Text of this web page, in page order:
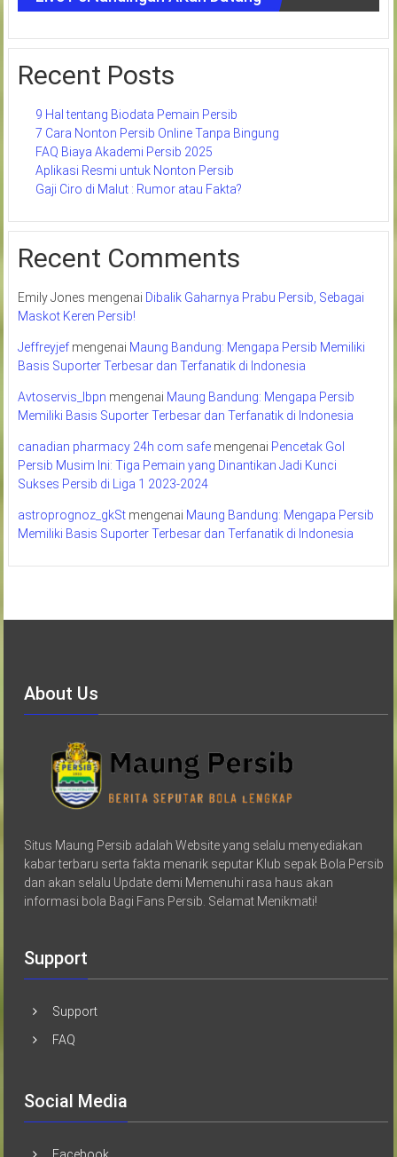
Recent Posts
9 Hal tentang Biodata Pemain Persib
7 Cara Nonton Persib Online Tanpa Bingung
FAQ Biaya Akademi Persib 2025
Aplikasi Resmi untuk Nonton Persib
Gaji Ciro di Malut : Rumor atau Fakta?
Recent Comments
Emily Jones mengenai Dibalik Gaharnya Prabu Persib, Sebagai
Maskot Keren Persib!
Jeffreyjefmengenai Maung Bandung: Mengapa Persib Memiliki
Basis Suporter Terbesar dan Terfanatik di Indonesia
Avtoservis_lbpn mengenai Maung Bandung: Mengapa Persib
Memiliki Basis Suporter Terbesar dan Terfanatik di Indonesia
canadian pharmacy 24h com safemengenai Pencetak Gol
Persib Musim Ini: Tiga Pemain yang Dinantikan Jadi Kunci
Sukses Persib di Liga 1 2023-2024
astroprognoz_gkStmengenai Maung Bandung: Mengapa Persib
Memiliki Basis Suporter Terbesar dan Terfanatik di Indonesia
About Us
Situs Maung Persib adalah Website yang selalu menyediakan
kabar terbaru serta fakta menarik seputar Klub sepak Bola Persib
dan akan selalu Update demi Memenuhi rasa haus akan
informasi bola Bagi Fans Persib. Selamat Menikmati!
Support
Support
FAQ
Social Media
Facebook